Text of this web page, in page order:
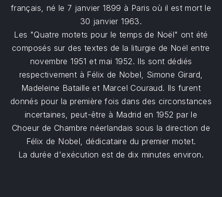
français, né le 7 janvier 1899 à Paris où il est mort le
30 janvier 1963.
Les "Quatre motets pour le temps de Noël" ont été
composés sur des textes de la liturgie de Noël entre
novembre 1951 et mai 1952. Ils sont dédiés
respectivement à Félix de Nobel, Simone Girard,
Madeleine Bataille et Marcel Couraud. Ils furent
donnés pour la première fois dans des circonstances
incertaines, peut-être à Madrid en 1952 par le
Choeur de Chambre néerlandais sous la direction de
Félix de Nobel, dédicataire du premier motet.
La durée d'exécution est de dix minutes environ.